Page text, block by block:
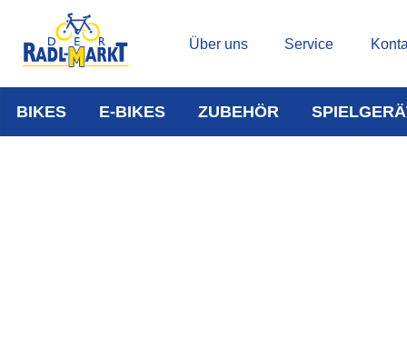
Über uns Service
BIKES E-BIKES ZUBEHÖR